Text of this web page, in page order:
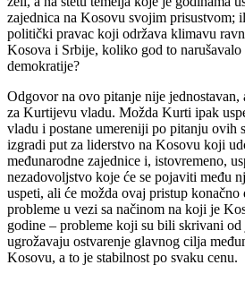
zajednica na Kosovu svojim prisustvom;
politički pravac koji održava klimavu
Kosova i Srbije, koliko god to
demokratije?
Odgovor na ovo pitanje nije
za Kurtijevu vladu. Možda Kurti ipak
vladu i postane umereniji po pitanju ovih
izgradi put za liderstvo na Kosovu koji
međunarodne zajednice i, istovremeno,
nezadovoljstvo koje će se pojaviti među
uspeti, ali će možda ovaj pristup
probleme u vezi sa načinom na koji je
godine – probleme koji su bili skrivani
ugrožavaju ostvarenje glavnog cilja
Kosovu, a to je stabilnost po svaku cenu.